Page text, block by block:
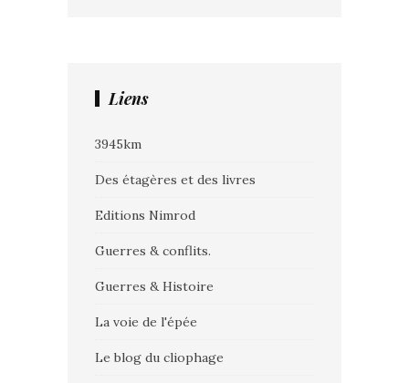
Liens
3945km
Des étagères et des livres
Editions Nimrod
Guerres & conflits.
Guerres & Histoire
La voie de l'épée
Le blog du cliophage